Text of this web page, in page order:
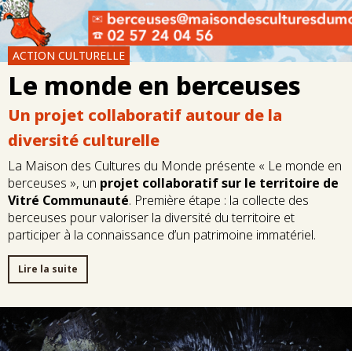
ACTION CULTURELLE
Le monde en berceuses
Un projet collaboratif autour de la
diversité culturelle
La Maison des Cultures du Monde présente « Le monde en
berceuses », un projet collaboratif sur le territoire de
Vitré Communauté. Première étape : la collecte des
berceuses pour valoriser la diversité du territoire et
participer à la connaissance d’un patrimoine immatériel.
Lire la suite